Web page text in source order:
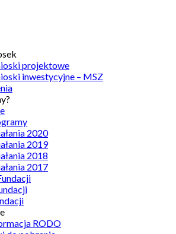
projektowe
inwestycyjne – MSZ
2020
2019
2018
2017
RODO